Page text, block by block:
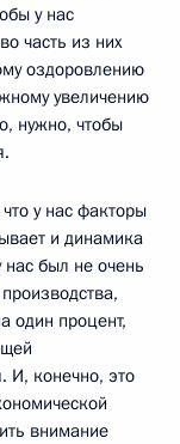
у нас
часть из них
оздоровлению
увеличению
нужно, чтобы
у нас факторы
и динамика
был не очень
один процент,
И, конечно, это
внимание